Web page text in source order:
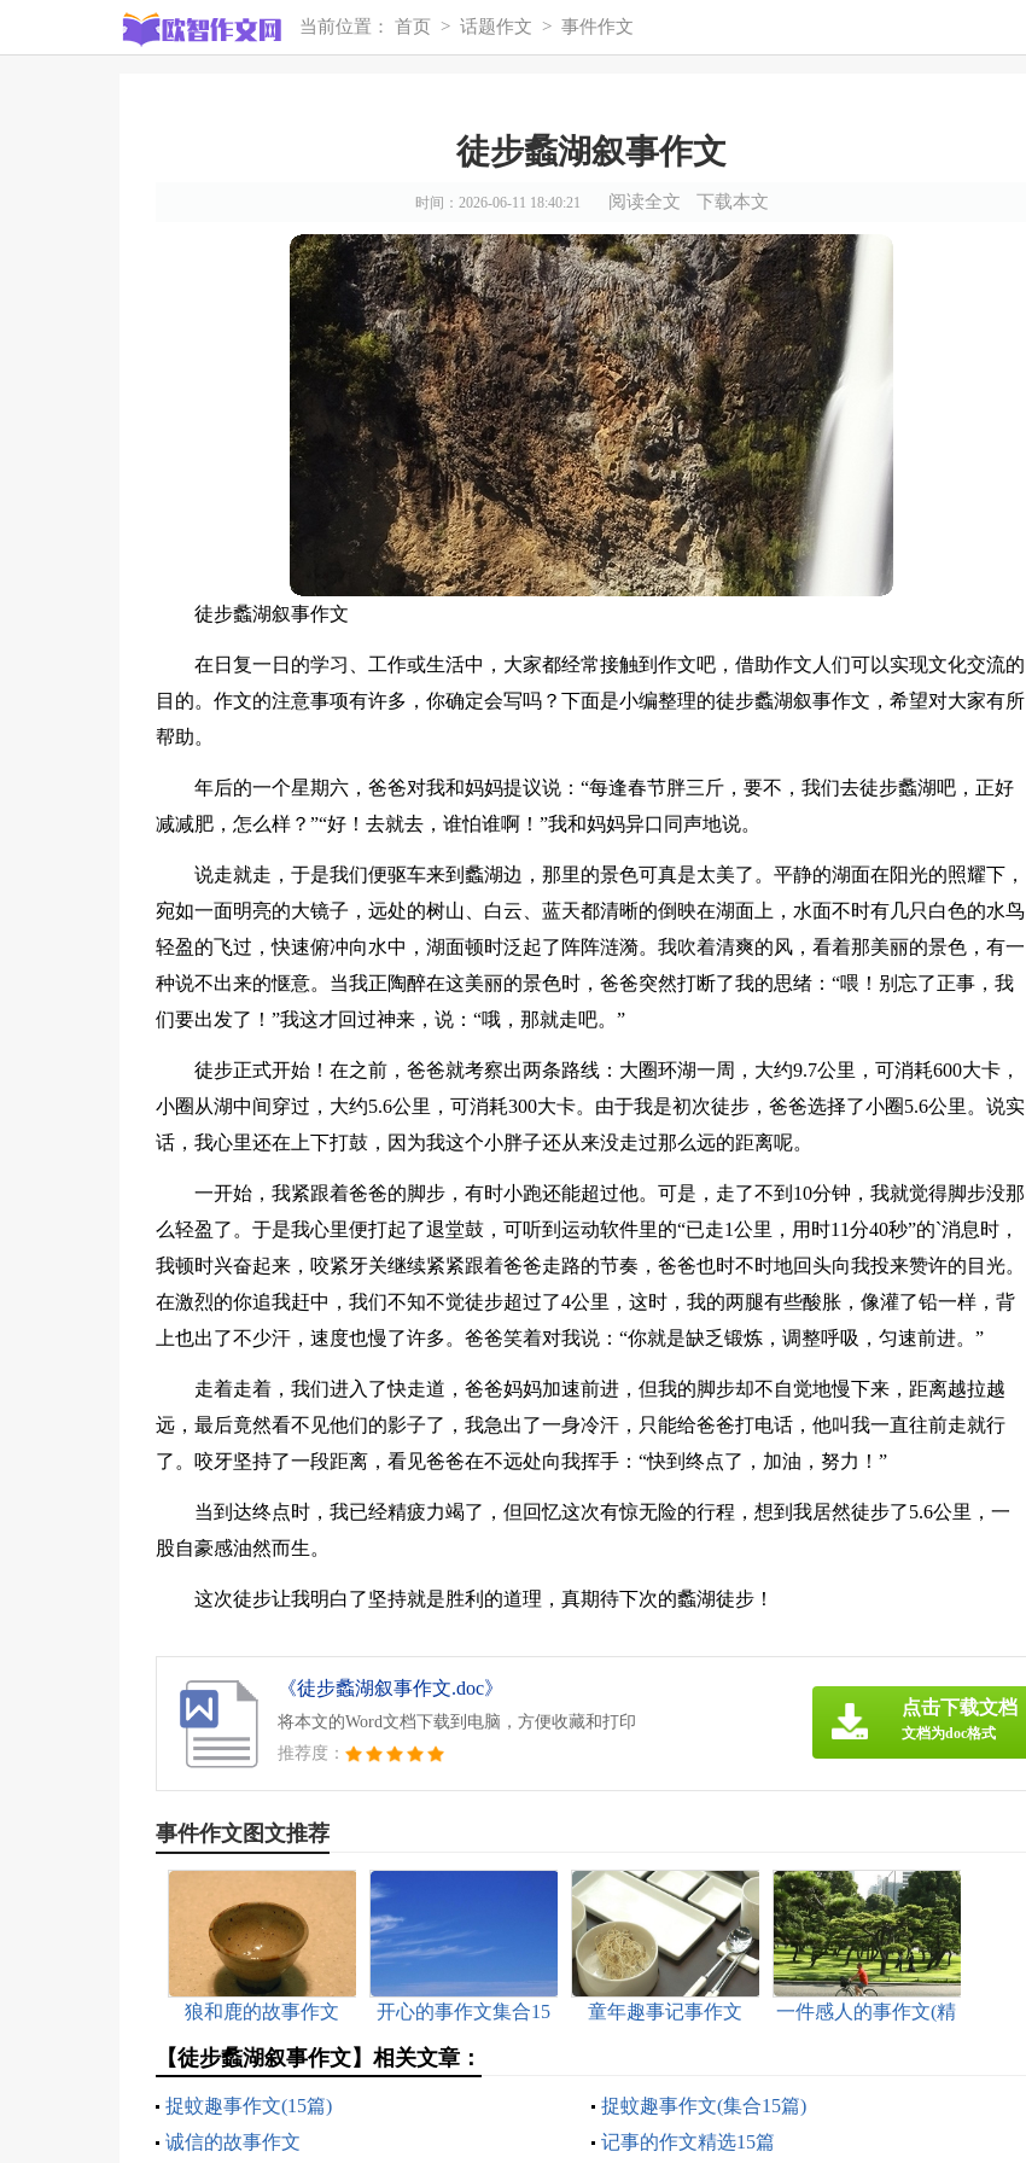
当前位置： 首页 > 话题作文 > 事件作文
徒步蠡湖叙事作文
时间：2026-06-11 18:40:21 阅读全文 下载本文
徒步蠡湖叙事作文
在日复一日的学习、工作或生活中，大家都经常接触到作文吧，借助作文人们可以实现文化交流的
目的。作文的注意事项有许多，你确定会写吗？下面是小编整理的徒步蠡湖叙事作文，希望对大家有所
帮助。
年后的一个星期六，爸爸对我和妈妈提议说：“每逢春节胖三斤，要不，我们去徒步蠡湖吧，正好
减减肥，怎么样？”“好！去就去，谁怕谁啊！”我和妈妈异口同声地说。
说走就走，于是我们便驱车来到蠡湖边，那里的景色可真是太美了。平静的湖面在阳光的照耀下，
宛如一面明亮的大镜子，远处的树山、白云、蓝天都清晰的倒映在湖面上，水面不时有几只白色的水鸟
轻盈的飞过，快速俯冲向水中，湖面顿时泛起了阵阵涟漪。我吹着清爽的风，看着那美丽的景色，有一
种说不出来的惬意。当我正陶醉在这美丽的景色时，爸爸突然打断了我的思绪：“喂！别忘了正事，我
们要出发了！”我这才回过神来，说：“哦，那就走吧。”
徒步正式开始！在之前，爸爸就考察出两条路线：大圈环湖一周，大约9.7公里，可消耗600大卡，
小圈从湖中间穿过，大约5.6公里，可消耗300大卡。由于我是初次徒步，爸爸选择了小圈5.6公里。说实
话，我心里还在上下打鼓，因为我这个小胖子还从来没走过那么远的距离呢。
一开始，我紧跟着爸爸的脚步，有时小跑还能超过他。可是，走了不到10分钟，我就觉得脚步没那
么轻盈了。于是我心里便打起了退堂鼓，可听到运动软件里的“已走1公里，用时11分40秒”的`消息时，
我顿时兴奋起来，咬紧牙关继续紧紧跟着爸爸走路的节奏，爸爸也时不时地回头向我投来赞许的目光。
在激烈的你追我赶中，我们不知不觉徒步超过了4公里，这时，我的两腿有些酸胀，像灌了铅一样，背
上也出了不少汗，速度也慢了许多。爸爸笑着对我说：“你就是缺乏锻炼，调整呼吸，匀速前进。”
走着走着，我们进入了快走道，爸爸妈妈加速前进，但我的脚步却不自觉地慢下来，距离越拉越
远，最后竟然看不见他们的影子了，我急出了一身冷汗，只能给爸爸打电话，他叫我一直往前走就行
了。咬牙坚持了一段距离，看见爸爸在不远处向我挥手：“快到终点了，加油，努力！”
当到达终点时，我已经精疲力竭了，但回忆这次有惊无险的行程，想到我居然徒步了5.6公里，一
股自豪感油然而生。
这次徒步让我明白了坚持就是胜利的道理，真期待下次的蠡湖徒步！
《徒步蠡湖叙事作文.doc》
将本文的Word文档下载到电脑，方便收藏和打印
推荐度：
点击下载文档
文档为doc格式
事件作文图文推荐
狼和鹿的故事作文
开心的事作文集合15
童年趣事记事作文
一件感人的事作文(精
【徒步蠡湖叙事作文】相关文章：
捉蚊趣事作文(15篇)
捉蚊趣事作文(集合15篇)
诚信的故事作文
记事的作文精选15篇